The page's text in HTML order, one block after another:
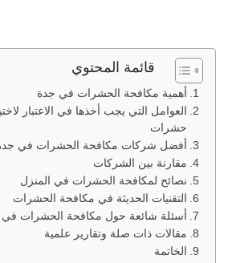
قائمة المحتوي
أهمية مكافحة الحشرات في جدة
العوامل التي يجب أخذها في الاعتبار
حشرات
أفضل شركات مكافحة الحشرات في
مقارنة بين الشركات
نصائح لمكافحة الحشرات في المنزل
التقنيات الحديثة في مكافحة الحشرات
أسئلة شائعة حول مكافحة الحشرات
مقالات ذات صلة وتقارير علمية
الخاتمة